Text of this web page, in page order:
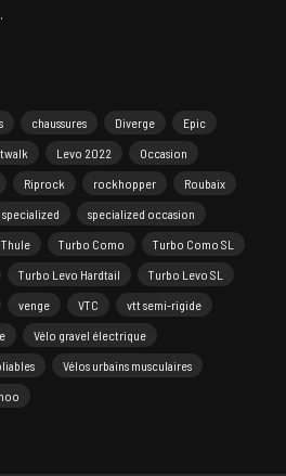
.
chaussures Diverge
Epic
Levo 2022
Occasion
Riprock rockhopper
Roubaix
specialized
specialized occasion
Thule Turbo Como
Turbo Como SL
Turbo Levo Hardtail
Turbo Levo SL
venge VTC
vtt semi-rigide
Vélo gravel électrique
Vélos urbains musculaires